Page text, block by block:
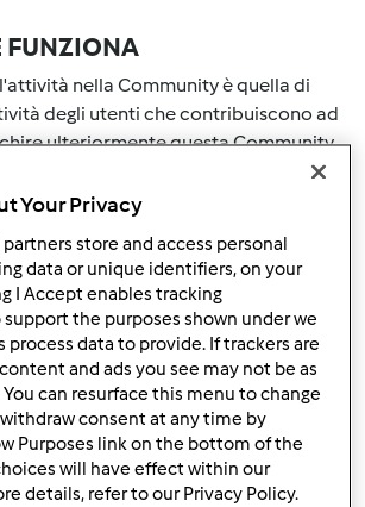
FUNZIONA
nella Community è quella di
degli utenti che contribuiscono ad
ulteriormente questa Community.
dei punti. Con il raggiungimento di
all'interno del grembiule accanto al
il tuo grado attuale.
PUNTI PER LA
azioni elencate di seguito è possibile
Questi punti si sommeranno alla tuo
nella Community. Controlla la scala di
Your Privacy
partners store and access personal
data or unique identifiers, on your
I Accept enables tracking
the purposes shown under we
process data to provide. If trackers are
and ads you see may not be as
can resurface this menu to change
consent at any time by
Purposes link on the bottom of the
will have effect within our
details, refer to our Privacy Policy.